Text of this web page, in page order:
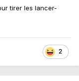
tirer les lancer-
2